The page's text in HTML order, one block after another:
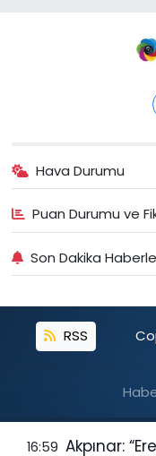
Hava Durumu
Puan Durumu ve
Son Dakika
RSS
16:59 Akpınar: